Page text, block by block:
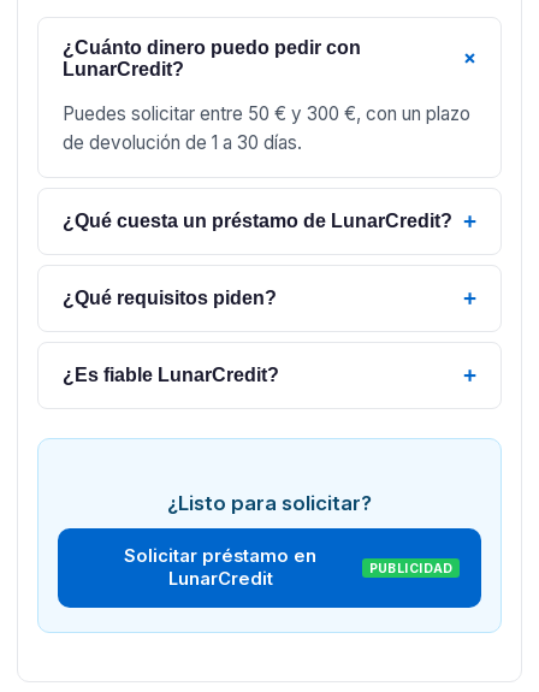
¿Cuánto dinero puedo pedir con
LunarCredit?
+
Puedes solicitar entre 50 € y 300 €, con un plazo
de devolución de 1 a 30 días.
¿Qué cuesta un préstamo de LunarCredit? +
¿Qué requisitos piden? +
¿Es fiable LunarCredit? +
¿Listo para solicitar?
Solicitar préstamo en
LunarCredit
PUBLICIDAD